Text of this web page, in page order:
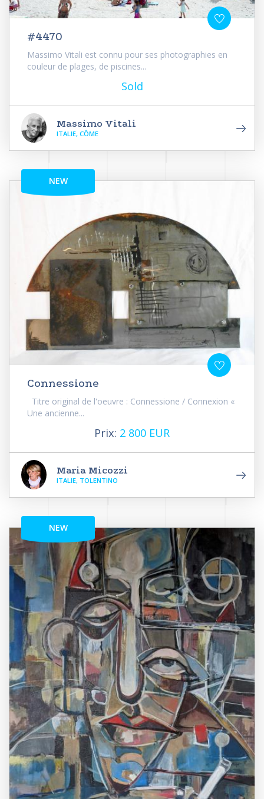
#4470
Massimo Vitali est connu pour ses photographies en
couleur de plages, de piscines...
Sold
Massimo Vitali
ITALIE, CÔME
NEW
Connessione
Titre original de l'oeuvre : Connessione / Connexion «
Une ancienne...
Prix: 2 800 EUR
Maria Micozzi
ITALIE, TOLENTINO
NEW